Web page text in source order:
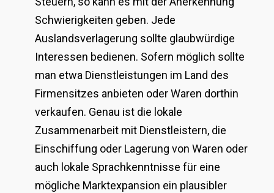
Schwierigkeiten geben. Jede
Auslandsverlagerung sollte glaubwürdige
Interessen bedienen. Sofern möglich sollte
man etwa Dienstleistungen im Land des
Firmensitzes anbieten oder Waren dorthin
verkaufen. Genau ist die lokale
Zusammenarbeit mit Dienstleistern, die
Einschiffung oder Lagerung von Waren oder
auch lokale Sprachkenntnisse für eine
mögliche Marktexpansion ein plausibler